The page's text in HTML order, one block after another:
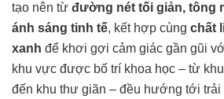
tạo nên từ đường nét tối giản, tông
ánh sáng tinh tế, kết hợp cùng chất
xanh để khơi gợi cảm giác gần gũi
khu vực được bố trí khoa học – từ
đến khu thư giãn – đều hướng tới trải